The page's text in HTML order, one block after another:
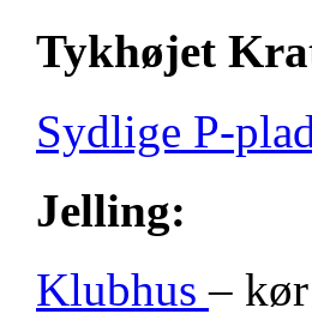
Tykhøjet
Sydlige P-
Jelling:
Klubhus–